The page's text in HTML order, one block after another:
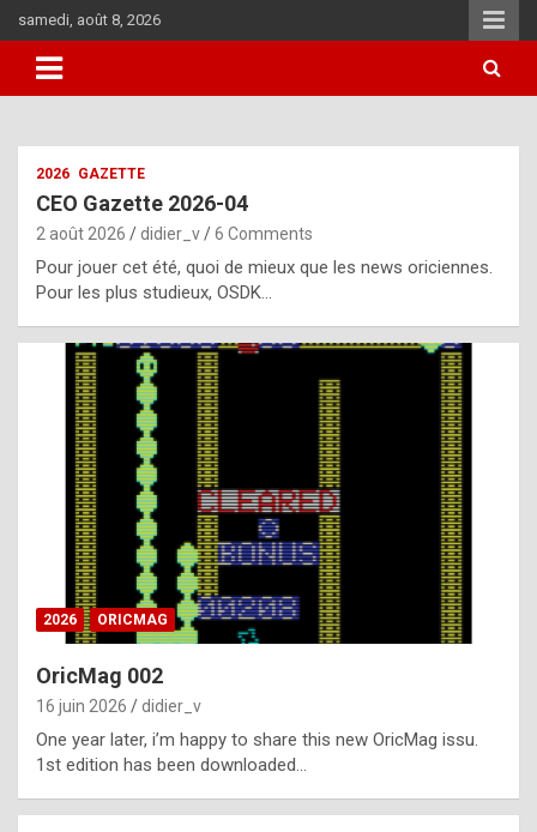
to
content
samedi, août 8, 2026
i
u
l
y
d
i
ff
i
l
t
t
2026 GAZETTE
CEO Gazette 2026-04
2 août 2026 didier_v 6 Comments
Pour jouer cet été, quoi de mieux que les news oriciennes.
Pour les plus studieux, OSDK…
2026 ORICMAG
OricMag 002
16 juin 2026 didier_v
One year later, i’m happy to share this new OricMag issu.
1st edition has been downloaded…